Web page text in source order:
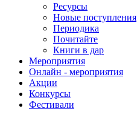
Ресурсы
Новые поступления
Периодика
Почитайте
Книги в дар
Мероприятия
Онлайн - мероприятия
Акции
Конкурсы
Фестивали